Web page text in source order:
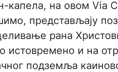
капела, на овом Via
представљају
рана
истовремено и на
подземља